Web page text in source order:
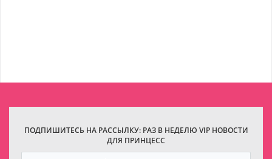
ПОДПИШИТЕСЬ НА РАССЫЛКУ: РАЗ В НЕДЕЛЮ VIP НОВОСТИ
ДЛЯ ПРИНЦЕСС